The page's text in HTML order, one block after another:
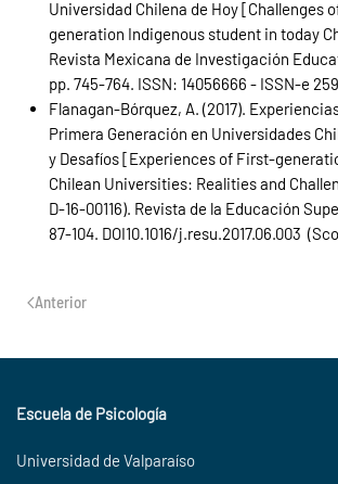
Universidad Chilena de Hoy [Challenges
generation Indigenous student in today
Revista Mexicana de Investigación
pp. 745-764. ISSN: 14056666 - ISSN-e
Flanagan-Bórquez, A. (2017).
Primera Generación en Universidades
y Desafíos [Experiences of First-
Chilean Universities: Realities and
D-16-00116). Revista de la Educación
87-104. DOI10.1016/j.resu.2017.06.003
Anterior
Escuela de Psicología
Universidad de Valparaíso